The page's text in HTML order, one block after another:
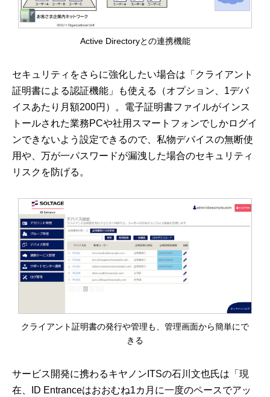
Active Directoryとの連携機能
セキュリティをさらに強化したい場合は「クライアント
証明書による認証機能」も使える（オプション、1デバ
イスあたり月額200円）。電子証明書ファイルがインス
トールされた業務PCや社用スマートフォンでしかログイ
ンできないよう設定できるので、私物デバイスの無断使
用や、万が一パスワードが漏洩した場合のセキュリティ
リスクを防げる。
クライアント証明書の発行や管理も、管理画面から簡単にで
きる
サービス開発に携わるキヤノンITSの石川文也氏は「現
在、ID Entranceはおおむね1カ月に一度のペースでアッ